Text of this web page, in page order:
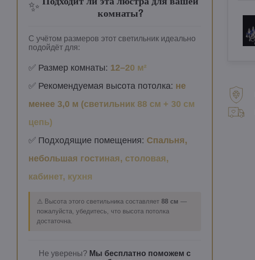
✨
комнаты?
С учётом размеров этот светильник идеально
подойдёт для:
✅ Размер комнаты: 12–20 м²
✅ Рекомендуемая высота потолка: не
менее 3,0 м (светильник 88 см + 30 см
цепь)
✅ Подходящие помещения: Спальня,
небольшая гостиная, столовая,
кабинет, кухня
⚠️ Высота этого светильника составляет 88 см —
пожалуйста, убедитесь, что высота потолка
достаточна.
Не уверены? Мы бесплатно поможем с